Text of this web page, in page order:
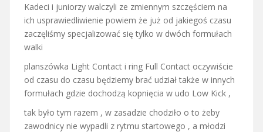
Kadeci i juniorzy walczyli ze zmiennym szczęściem na
ich usprawiedliwienie powiem że już od jakiegoś czasu
zaczęliśmy specjalizować się tylko w dwóch formułach
walki
planszówka Light Contact i ring Full Contact oczywiście
od czasu do czasu będziemy brać udział także w innych
formułach gdzie dochodzą kopnięcia w udo Low Kick ,
tak było tym razem , w zasadzie chodziło o to żeby
zawodnicy nie wypadli z rytmu startowego , a młodzi